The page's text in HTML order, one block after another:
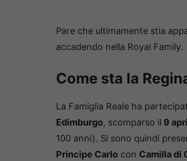
Pare che ultimamente stia
accadendo nella Royal Family.
Come sta la
La Famiglia Reale ha
Edimburgo, scomparso il 9
100 anni). Si sono quindi
Principe Carlo con Camilla di